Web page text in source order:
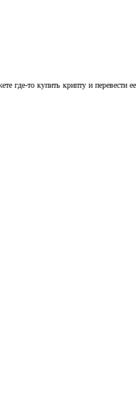
то купить крипту и перевести